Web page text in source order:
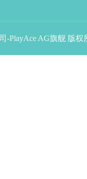
PlayAce AG旗舰 版权